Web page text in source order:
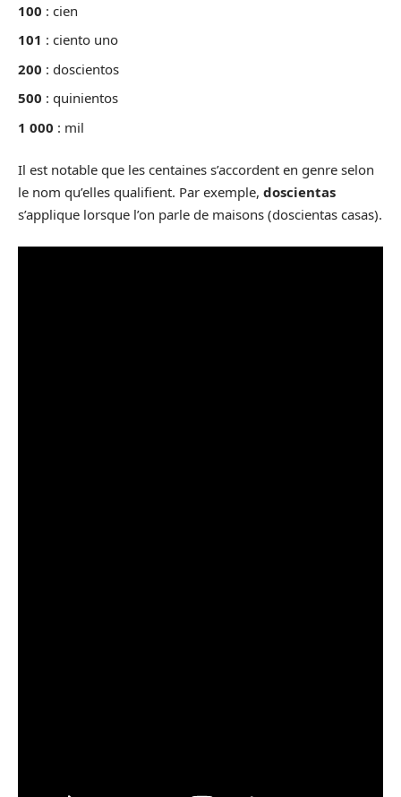
100 : cien
101 : ciento uno
200 : doscientos
500 : quinientos
1 000 : mil
Il est notable que les centaines s’accordent en genre selon
le nom qu’elles qualifient. Par exemple, doscientas
s’applique lorsque l’on parle de maisons (doscientas casas).